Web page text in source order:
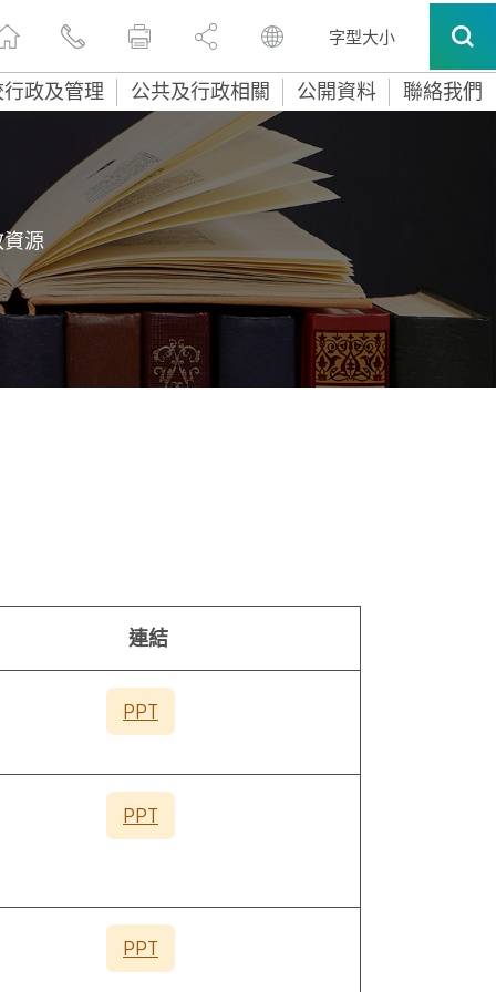
字型大小
政及管理 公共及行政相關 公開資料 聯絡我們
源
連結
PPT
PPT
PPT